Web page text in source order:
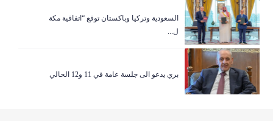
السعودية وتركيا وباكستان توقع “اتفاقية مكة
ل...
بري يدعو الى جلسة عامة في 11 و12 الحالي